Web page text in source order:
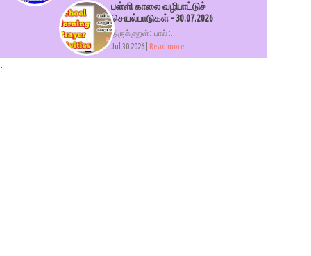
பள்ளி காலை வழிபாட்டுச்
செயல்பாடுகள் - 30.07.2026
திருக்குறள்: பால் :...
Jul 30 2026 |
Read more